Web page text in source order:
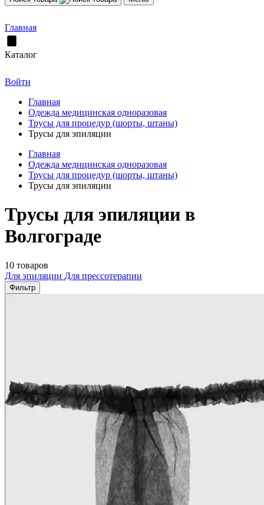
Главная
Каталог
Войти
Главная
Одежда медицинская одноразовая
Трусы для процедур (шорты, штаны)
Трусы для эпиляции
Главная
Одежда медицинская одноразовая
Трусы для процедур (шорты, штаны)
Трусы для эпиляции
Трусы для эпиляции в
Волгограде
10 товаров
Для эпиляции Для прессотерапии
Фильтр